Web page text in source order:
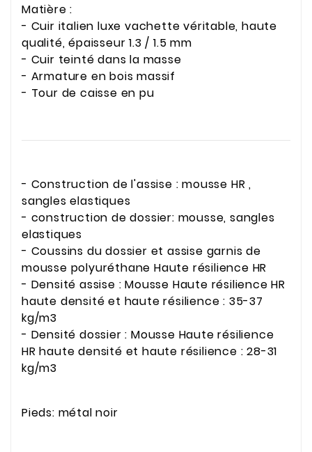
Matière :
- Cuir italien luxe vachette véritable, haute
qualité, épaisseur 1.3 / 1.5 mm
- Cuir teinté dans la masse
- Armature en bois massif
- Tour de caisse en pu
- Construction de l'assise : mousse HR ,
sangles elastiques
- construction de dossier: mousse, sangles
elastiques
- Coussins du dossier et assise garnis de
mousse polyuréthane Haute résilience HR
- Densité assise : Mousse Haute résilience HR
haute densité et haute résilience : 35-37
kg/m3
- Densité dossier : Mousse Haute résilience
HR haute densité et haute résilience : 28-31
kg/m3
Pieds: métal noir